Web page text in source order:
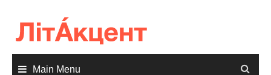
content
Main Menu